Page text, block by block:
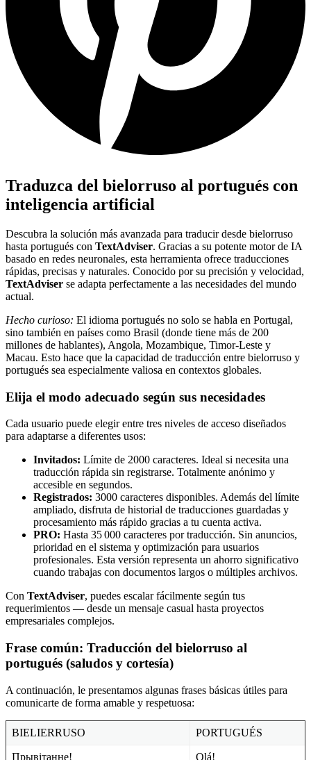
Traduzca del bielorruso al portugués con
inteligencia artificial
Descubra la solución más avanzada para traducir desde bielorruso
hasta portugués con TextAdviser. Gracias a su potente motor de IA
basado en redes neuronales, esta herramienta ofrece traducciones
rápidas, precisas y naturales. Conocido por su precisión y velocidad,
TextAdviser se adapta perfectamente a las necesidades del mundo
actual.
Hecho curioso: El idioma portugués no solo se habla en Portugal,
sino también en países como Brasil (donde tiene más de 200
millones de hablantes), Angola, Mozambique, Timor-Leste y
Macau. Esto hace que la capacidad de traducción entre bielorruso y
portugués sea especialmente valiosa en contextos globales.
Elija el modo adecuado según sus necesidades
Cada usuario puede elegir entre tres niveles de acceso diseñados
para adaptarse a diferentes usos:
Invitados: Límite de 2000 caracteres. Ideal si necesita una
traducción rápida sin registrarse. Totalmente anónimo y
accesible en segundos.
Registrados: 3000 caracteres disponibles. Además del límite
ampliado, disfruta de historial de traducciones guardadas y
procesamiento más rápido gracias a tu cuenta activa.
PRO: Hasta 35 000 caracteres por traducción. Sin anuncios,
prioridad en el sistema y optimización para usuarios
profesionales. Esta versión representa un ahorro significativo
cuando trabajas con documentos largos o múltiples archivos.
Con TextAdviser, puedes escalar fácilmente según tus
requerimientos — desde un mensaje casual hasta proyectos
empresariales complejos.
Frase común: Traducción del bielorruso al
portugués (saludos y cortesía)
A continuación, le presentamos algunas frases básicas útiles para
comunicarte de forma amable y respetuosa:
BIELIERRUSO PORTUGUÉS
Прывітанне! Olá!